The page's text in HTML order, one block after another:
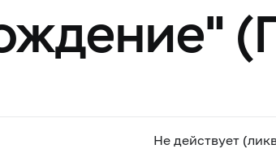
Не действует